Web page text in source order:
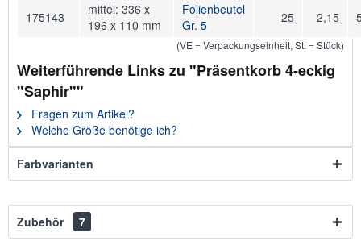
175143
mittel: 336 x
196 x 110 mm
Folienbeutel
Gr. 5
25 2,15
(VE = Verpackungseinheit, St. = Stück)
Weiterführende Links zu "Präsentkorb 4-eckig
"Saphir""
Fragen zum Artikel?
Welche Größe benötige ich?
Farbvarianten
Zubehör 7